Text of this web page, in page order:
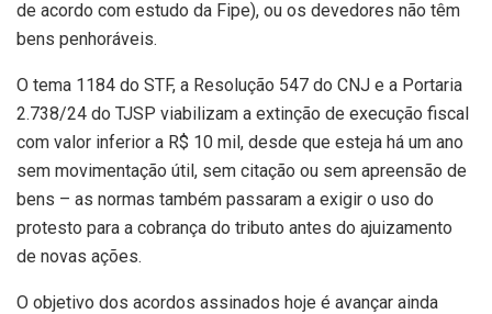
de acordo com estudo da Fipe), ou os devedores não têm
bens penhoráveis.
O tema 1184 do STF, a Resolução 547 do CNJ e a Portaria
2.738/24 do TJSP viabilizam a extinção de execução fiscal
com valor inferior a R$ 10 mil, desde que esteja há um ano
sem movimentação útil, sem citação ou sem apreensão de
bens – as normas também passaram a exigir o uso do
protesto para a cobrança do tributo antes do ajuizamento
de novas ações.
O objetivo dos acordos assinados hoje é avançar ainda